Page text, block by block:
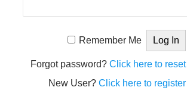
Remember Me
Forgot password?Click here to reset
New User?Click here to register